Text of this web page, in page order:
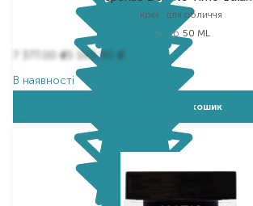
крем для обличчя
Вибір 50 ML
7 377,00₴5 163,90
₴
В наявності
Додати в кошик